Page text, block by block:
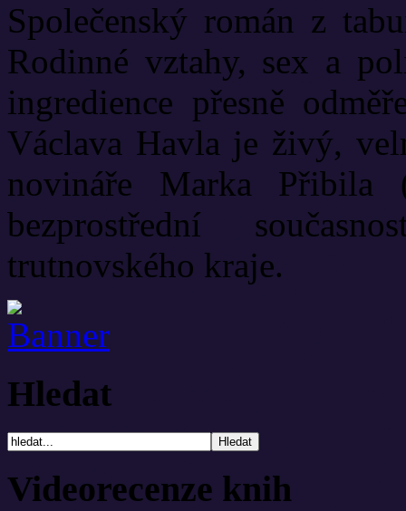
Společenský román z
Rodinné vztahy, sex a
ingredience přesně
Václava Havla je živý,
novináře Marka Přibila
bezprostřední
trutnovského kraje.
Hledat
Videorecenze knih